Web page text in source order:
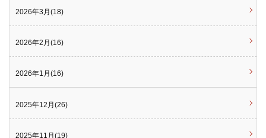
2026年3月(18)
2026年2月(16)
2026年1月(16)
2025年12月(26)
2025年11月(19)